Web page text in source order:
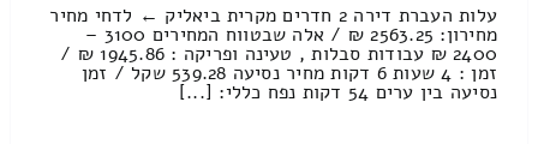
עלות העברת דירה 2 חדרים מקרית ביאליק ← לדחי מחיר
מחירון: 2563.25 ₪ / אלה שבטווח המחירים 3100 –
2400 ₪ עבודות סבלות , טעינה ופריקה : 1945.86 ₪ /
זמן : 4 שעות 6 דקות מחיר נסיעה 539.28 שקל / זמן
נסיעה בין ערים 54 דקות נפח כללי: [...]